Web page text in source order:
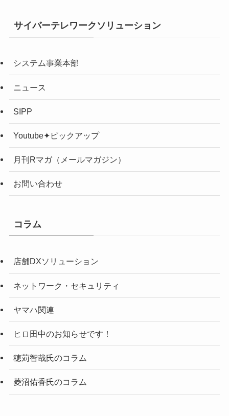
サイバーテレワークソリューション
システム事業本部
ニュース
SIPP
Youtube✦ピックアップ
月刊Rマガ（メールマガジン）
お問い合わせ
コラム
店舗DXソリューション
ネットワーク・セキュリティ
ヤマハ関連
ヒロ田中のお知らせです！
穂苅智哉氏のコラム
菱沼佑香氏のコラム